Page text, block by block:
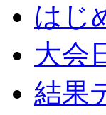
はじ
大会
結果